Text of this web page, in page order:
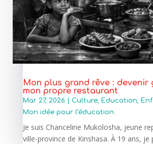
Mon plus grand rêve : devenir
mon propre restaurant
Mar 27, 2026 Culture, Education,
Mon idée pour l’éducation.
Je suis Chanceline Mukolosha, jeune
ville-province de Kinshasa. À 19 ans, je